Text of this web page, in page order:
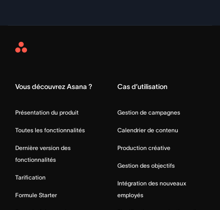
Asana
Vous découvrez Asana ?
Présentation du produit
Toutes les fonctionnalités
Dernière version des
fonctionnalités
Tarification
Formule Starter
Cas d’utilisation
Gestion de campagnes
Calendrier de contenu
Production créative
Gestion des objectifs
Intégration des nouveaux
employés